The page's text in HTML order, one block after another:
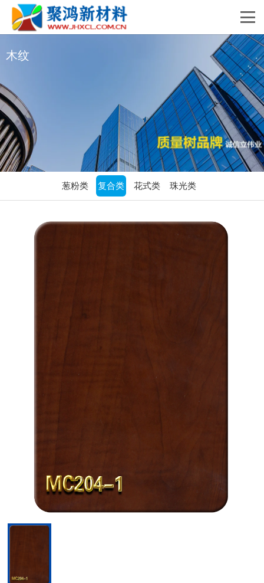
木纹
葱粉类 复合类 花式类 珠光类